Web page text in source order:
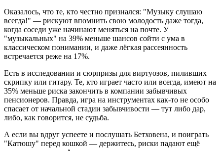
Оказалось, что те, кто честно признался: "Музыку слушаю
всегда!" — рискуют впомнить свою молодость даже тогда,
когда соседи уже начинают меняться на почте. У
"музыкальных" на 39% меньше шансов сойти с ума в
классическом понимании, и даже лёгкая рассеянность
встречается реже на 17%.
Есть в исследовании и сюрпризы для виртуозов, пиливших
скрипку или гитару. Те, кто играет часто или всегда, имеют на
35% меньше риска закончить в компании забывчивых
пенсионеров. Правда, игра на инструментах как-то не особо
спасает от начальной стадии забывчивости — тут либо дар,
либо, как говорится, не судьба.
А если вы вдруг успеете и послушать Бетховена, и поиграть
"Катюшу" перед кошкой — держитесь, риски падают ещё